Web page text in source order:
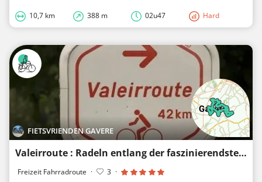
10,7 km 388 m 02u47 Hard
FIETSVRIENDEN GAVERE
Valeirroute : Radeln entlang der faszinierendsten Orte in Gavere
Freizeit Fahrradroute · 3 ·